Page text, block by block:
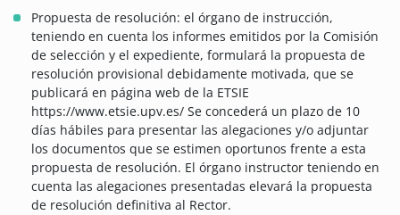
Propuesta de resolución: el órgano de instrucción,
teniendo en cuenta los informes emitidos por la Comisión
de selección y el expediente, formulará la propuesta de
resolución provisional debidamente motivada, que se
publicará en página web de la ETSIE
https://www.etsie.upv.es/ Se concederá un plazo de 10
días hábiles para presentar las alegaciones y/o adjuntar
los documentos que se estimen oportunos frente a esta
propuesta de resolución. El órgano instructor teniendo en
cuenta las alegaciones presentadas elevará la propuesta
de resolución definitiva al Rector.